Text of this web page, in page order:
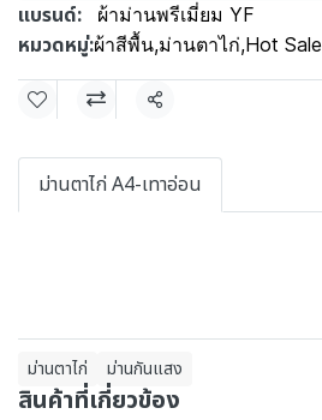
แบรนด์: ผ้าม่านพรีเมี่ยม YF
หมวดหมู่:ผ้าสีพื้น,ม่านตาไก่,Hot Sale
แชร์
ม่านตาไก่ A4-เทาอ่อน
ม่านตาไก่ ม่านกันแสง
สินค้าที่เกี่ยวข้อง